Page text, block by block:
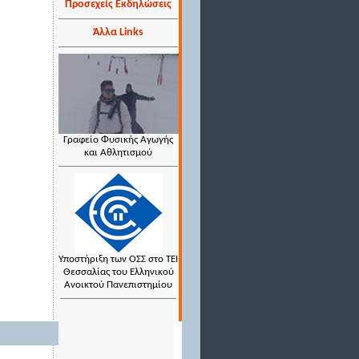
Προσεχείς Εκδηλώσεις
Άλλα Links
Γραφείο Φυσικής Αγωγής
και Αθλητισμού
Υποστήριξη των ΟΣΣ στο ΤΕΙ
Θεσσαλίας του Ελληνικού
Ανοικτού Πανεπιστημίου